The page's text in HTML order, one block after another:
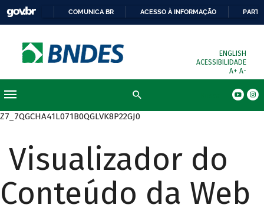
COMUNICA BR ACESSO À INFORMAÇÃO
ENGLISH
ACESSIBILIDADE
A+ A-
Z7_7QGCHA41L071B0QGLVK8P22GJ0
Visualizador do
Conteúdo da Web